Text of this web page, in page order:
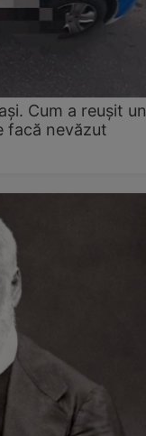
Cum a reușit un
facă nevăzut